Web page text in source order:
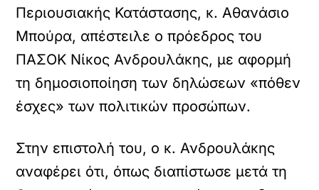
Περιουσιακής Κατάστασης, κ. Αθανάσιο
Μπούρα, απέστειλε ο πρόεδρος του
ΠΑΣΟΚ Νίκος Ανδρουλάκης, με αφορμή
τη δημοσιοποίηση των δηλώσεων «πόθεν
έσχες» των πολιτικών προσώπων.
Στην επιστολή του, ο κ. Ανδρουλάκης
αναφέρει ότι, όπως διαπίστωσε μετά τη